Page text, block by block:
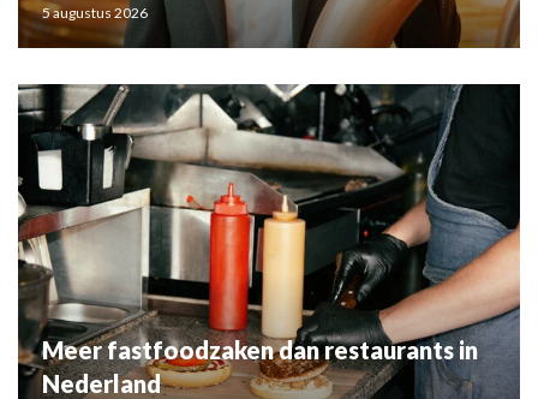
5 augustus 2026
Meer fastfoodzaken dan restaurants in
Nederland